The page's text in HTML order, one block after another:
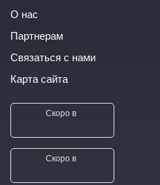
О нас
Партнерам
Связаться с нами
Карта сайта
Скоро в
Скоро в